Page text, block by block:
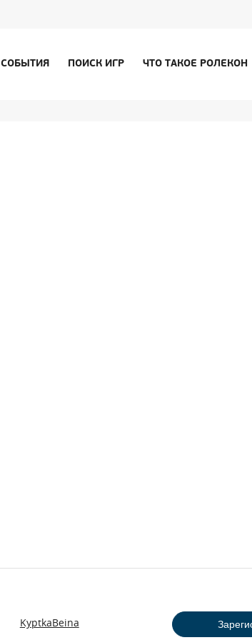
СОБЫТИЯ ПОИСК ИГР ЧТО ТАКОЕ РОЛЕКОН
KyptkaBeina